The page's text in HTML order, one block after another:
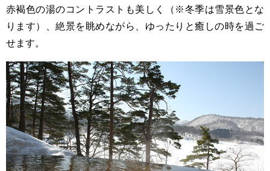
赤褐色の湯のコントラストも美しく（※冬季は雪景色とな
ります）、絶景を眺めながら、ゆったりと癒しの時を過ご
せます。